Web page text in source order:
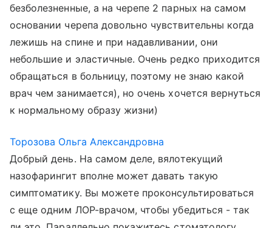
безболезненные, а на черепе 2 парных на самом
основании черепа довольно чувствительны когда
лежишь на спине и при надавливании, они
небольшие и эластичные. Очень редко приходится
обращаться в больницу, поэтому не знаю какой
врач чем занимается), но очень хочется вернуться
к нормальному образу жизни)
Торозова Ольга Александровна
Добрый день. На самом деле, вялотекущий
назофарингит вполне может давать такую
симптоматику. Вы можете проконсультироваться
с еще одним ЛОР-врачом, чтобы убедиться - так